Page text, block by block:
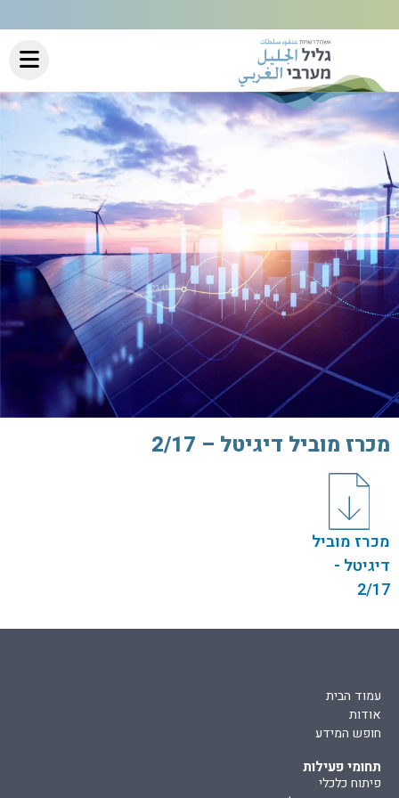
מכרז מוביל דיגיטל – 2/17
מכרז מוביל
דיגיטל -
2/17
עמוד הבית
אודות
חופש המידע
תחומי פעילות
פיתוח כלכלי